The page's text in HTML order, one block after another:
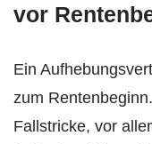
vor
Ein
zum
Fallstricke, vor